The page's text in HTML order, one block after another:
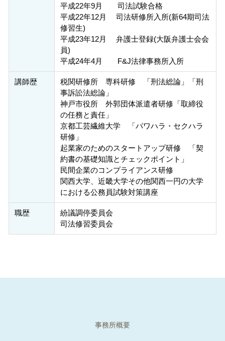
平成22年9月 司法試験合格
平成22年12月 司法研修所入所(新64期司法
修習生)
平成23年12月 弁護士登録(大阪弁護士会会
員)
平成24年4月 F&J法律事務所入所
講師歴
税関研修所 専科研修 「刑法総論」「刑
事訴訟法総論」
神戸市役所 外郭団体派遣者研修「取締役
の任務と責任」
京都工芸繊維大学 「パワハラ・セクハラ
研修」
起業家のためのスタートアップ研修 「契
約書の基礎知識とチェックポイント」
民間企業のコンプライアンス研修
関西大学、近畿大学その他関西一円の大学
における公務員試験対策講座
職歴
紛議調停委員会
司法修習委員会
事務所概要